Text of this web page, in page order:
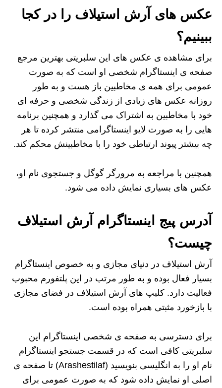
عکس های آرش استیلاف را در کجا
ببینیم؟
برای مشاهده ی عکس های این سلبریتی بهترین مرجع
صفحه ی اینستاگرام شخصی او است که به صورت
عمومی برای همه ی مخاطبین باز هست و به طور
روزانه عکس های زیادی از زندگی شخصی و حرفه ای
خود با مخاطبین به اشتراک می گذارد و همچنین برنامه
هایی را به صورت لایو اینستاگرامی منتشر کرده تا هر
چه بیشتر پیوند ارتباطی خود را با مخاطبینش محکم کند.
همچنین با مراجعه به مرورگر گوگل و جستجوی نام او،
عکس های بسیاری نمایش داده می شود.
آدرس پیج اینستاگرام آرش استیلاف
چیست؟
آرش استیلاف در دنیای مجازی و به خصوص اینستاگرام
بسیار فعال بوده و به طور مرتب در این پلتفورم محبوب
فعالیت دارد. کلیپ های آرش استیلاف در فضای مجازی
با بازخورد مثبتی همراه بوده است.
برای دسترسی به صفحه ی شخصی اینستاگرام این
سلبریتی کافی است که در قسمت جستجو اینستاگرام
نام او را به انگلیسی بنویسید (Arashestilaf) تا صفحه ی
اصلی او نمایش داده شود که به صورت عمومی برای